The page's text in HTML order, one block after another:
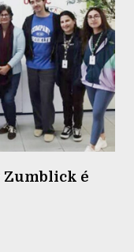
Zumblick é